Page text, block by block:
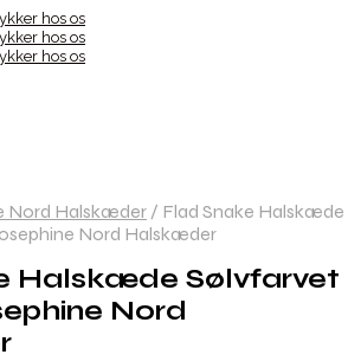
Nord Halskæder / Flad Snake Halskæde
Nord Halskæder
Halskæde Sølvfarvet
Nord